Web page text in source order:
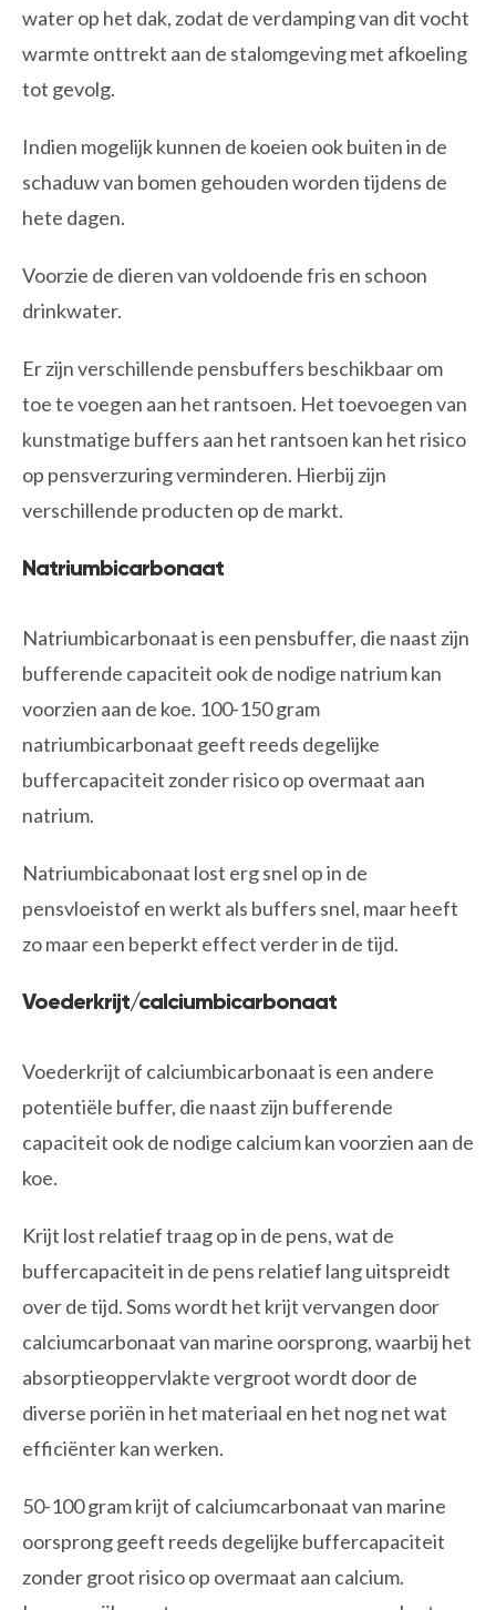
water op het dak, zodat de verdamping van dit vocht
warmte onttrekt aan de stalomgeving met afkoeling
tot gevolg.
Indien mogelijk kunnen de koeien ook buiten in de
schaduw van bomen gehouden worden tijdens de
hete dagen.
Voorzie de dieren van voldoende fris en schoon
drinkwater.
Er zijn verschillende pensbuffers beschikbaar om
toe te voegen aan het rantsoen. Het toevoegen van
kunstmatige buffers aan het rantsoen kan het risico
op pensverzuring verminderen. Hierbij zijn
verschillende producten op de markt.
Natriumbicarbonaat
Natriumbicarbonaat is een pensbuffer, die naast zijn
bufferende capaciteit ook de nodige natrium kan
voorzien aan de koe. 100-150 gram
natriumbicarbonaat geeft reeds degelijke
buffercapaciteit zonder risico op overmaat aan
natrium.
Natriumbicabonaat lost erg snel op in de
pensvloeistof en werkt als buffers snel, maar heeft
zo maar een beperkt effect verder in de tijd.
Voederkrijt/calciumbicarbonaat
Voederkrijt of calciumbicarbonaat is een andere
potentiële buffer, die naast zijn bufferende
capaciteit ook de nodige calcium kan voorzien aan de
koe.
Krijt lost relatief traag op in de pens, wat de
buffercapaciteit in de pens relatief lang uitspreidt
over de tijd. Soms wordt het krijt vervangen door
calciumcarbonaat van marine oorsprong, waarbij het
absorptieoppervlakte vergroot wordt door de
diverse poriën in het materiaal en het nog net wat
efficiënter kan werken.
50-100 gram krijt of calciumcarbonaat van marine
oorsprong geeft reeds degelijke buffercapaciteit
zonder groot risico op overmaat aan calcium.